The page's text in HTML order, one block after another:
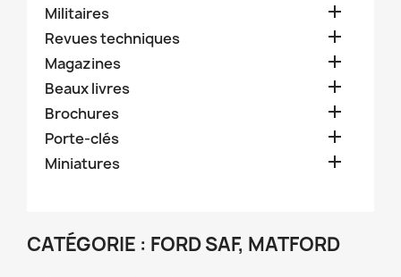
Militaires 
Revues techniques 
Magazines 
Beaux livres 
Brochures 
Porte-clés 
Miniatures 
CATÉGORIE : FORD SAF, MATFORD